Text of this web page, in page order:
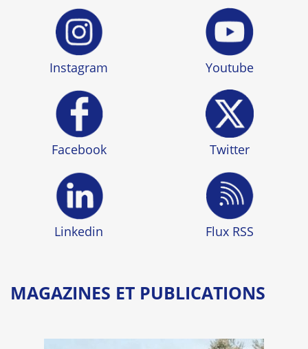
Instagram Youtube
Facebook Twitter
Linkedin Flux RSS
MAGAZINES ET PUBLICATIONS